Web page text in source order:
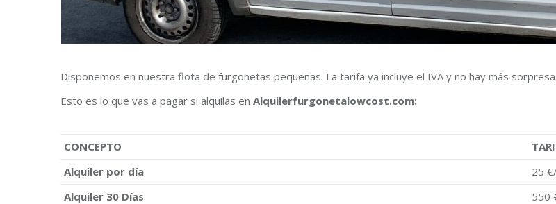
Disponemos en nuestra flota de furgonetas pequeñas. La tarifa ya incluye el IVA y no hay más
Esto es lo que vas a pagar si alquilas en Alquilerfurgonetalowcost.com:
CONCEPTO
Alquiler por día
25
Alquiler 30 Días
550